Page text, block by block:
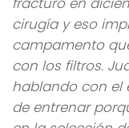
cirugía y eso
campamento
con los filtros.
hablando con el
de entrenar